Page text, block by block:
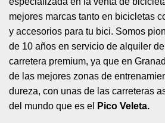
mejores marcas tanto en bicicletas
y accesorios para tu bici. Somos
de 10 años en servicio de alquiler
carretera premium, ya que en
de las mejores zonas de
dureza, con unas de las carreteras
del mundo que es el
Pico Veleta.